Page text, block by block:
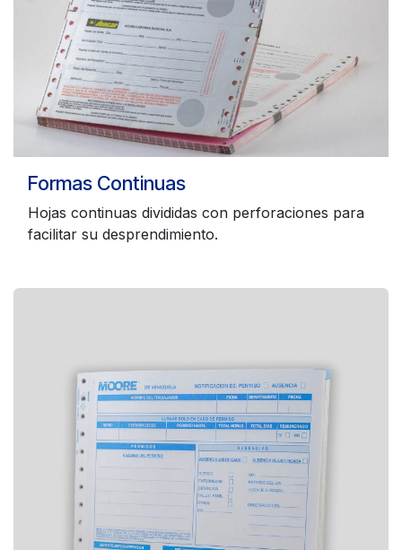
Formas Continuas
Hojas continuas divididas con perforaciones para
facilitar su desprendimiento.